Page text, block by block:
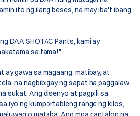
ito ng ilang beses, na may iba't ibang
DAA SHOTAC Pants, kami ay
sa tama!"
ay gawa sa magaang, matibay, at
na nagbibigay ng sapat na paggalaw
sukat. Ang disenyo at pagpili sa
iyo ng kumportableng range ng kilos,
o mataba. Ang mga pantalon na